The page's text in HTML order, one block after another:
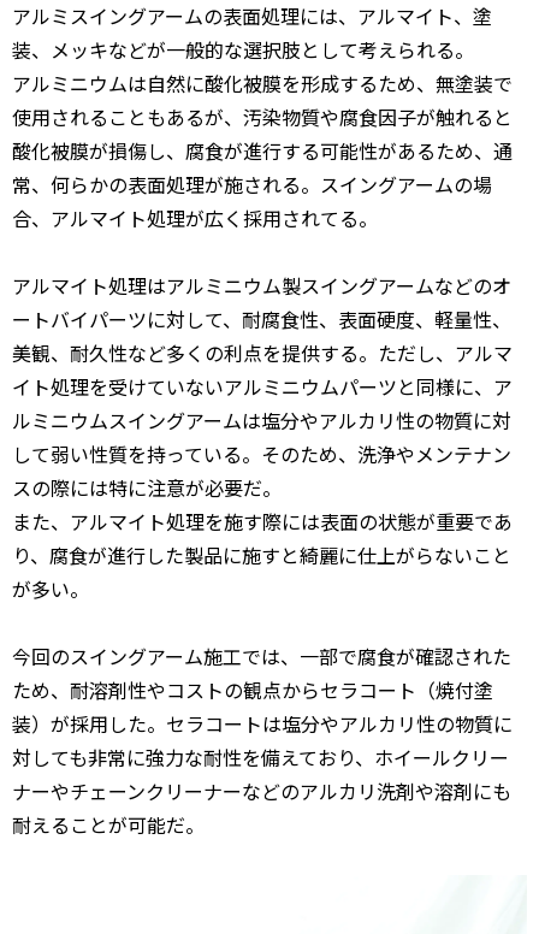
アルミスイングアームの表面処理には、アルマイト、塗
装、メッキなどが一般的な選択肢として考えられる。
アルミニウムは自然に酸化被膜を形成するため、無塗装で
使用されることもあるが、汚染物質や腐食因子が触れると
酸化被膜が損傷し、腐食が進行する可能性があるため、通
常、何らかの表面処理が施される。スイングアームの場
合、アルマイト処理が広く採用されてる。
アルマイト処理はアルミニウム製スイングアームなどのオ
ートバイパーツに対して、耐腐食性、表面硬度、軽量性、
美観、耐久性など多くの利点を提供する。ただし、アルマ
イト処理を受けていないアルミニウムパーツと同様に、ア
ルミニウムスイングアームは塩分やアルカリ性の物質に対
して弱い性質を持っている。そのため、洗浄やメンテナン
スの際には特に注意が必要だ。
また、アルマイト処理を施す際には表面の状態が重要であ
り、腐食が進行した製品に施すと綺麗に仕上がらないこと
が多い。
今回のスイングアーム施工では、一部で腐食が確認された
ため、耐溶剤性やコストの観点からセラコート（焼付塗
装）が採用した。セラコートは塩分やアルカリ性の物質に
対しても非常に強力な耐性を備えており、ホイールクリー
ナーやチェーンクリーナーなどのアルカリ洗剤や溶剤にも
耐えることが可能だ。